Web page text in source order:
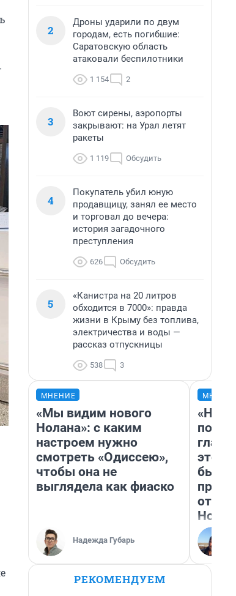
2
Дроны ударили по двум
городам, есть погибшие:
Саратовскую область
атаковали беспилотники
1 154 2
3
Воют сирены, аэропорты
закрывают: на Урал летят
ракеты
1 119 Обсудить
4
Покупатель убил юную
продавщицу, занял ее место
и торговал до вечера:
история загадочного
преступления
626 Обсудить
5
«Канистра на 20 литров
обходится в 7000»: правда
жизни в Крыму без топлива,
электричества и воды —
рассказ отпускницы
538 3
МНЕНИЕ
«Мы видим нового
Нолана»: с каким
настроем нужно
смотреть «Одиссею»,
чтобы она не
выглядела как фиаско
Надежда Губарь
этого
бьет
РЕКОМЕНДУЕМ